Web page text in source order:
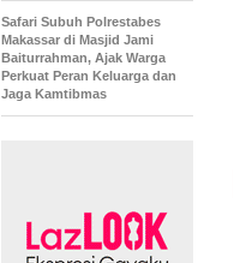
Safari Subuh Polrestabes
Makassar di Masjid Jami
Baiturrahman, Ajak Warga
Perkuat Peran Keluarga dan
Jaga Kamtibmas